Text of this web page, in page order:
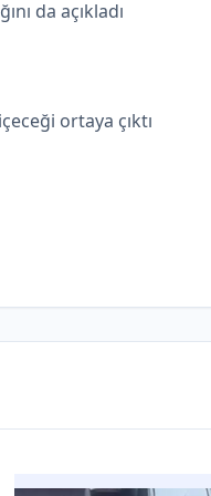
da açıkladı
ortaya çıktı